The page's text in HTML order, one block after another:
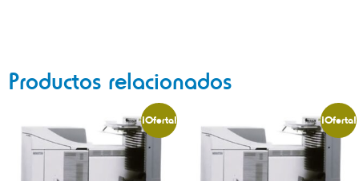
Productos relacionados
¡Oferta! ¡Oferta!